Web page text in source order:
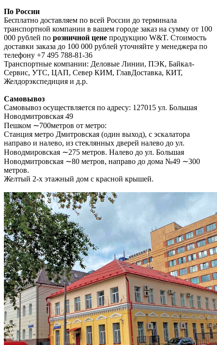
По России
Бесплатно доставляем по всей России до терминала
транспортной компании в вашем городе заказ на сумму от 100
000 рублей по розничной цене продукцию W&T. Стоимость
доставки заказа до 100 000 рублей уточняйте у менеджера по
телефону +7 495 788-81-36
Транспортные компании: Деловые Линии, ПЭК, Байкал-
Сервис, УТС, ЦАП, Север КИМ, ГлавДоставка, КИТ,
Желдорэкспедиция и д.р.
Самовывоз
Самовывоз осуществляется по адресу: 127015 ул. Большая
Новодмитровская 49
Пешком ∼700метров от метро:
Станция метро Дмитровская (один выход), с эскалатора
направо и налево, из стеклянных дверей налево до ул.
Новодмировская ∼275 метров. Налево до ул. Большая
Новодмитровская ∼80 метров, направо до дома №49 ∼300
метров.
Желтый 2-х этажный дом с красной крышей.